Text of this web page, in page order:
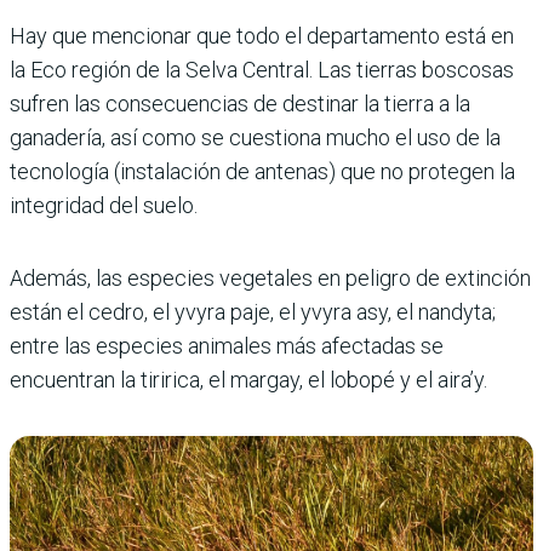
Hay que mencionar que todo el departamento está en
la Eco región de la Selva Central. Las tierras boscosas
sufren las consecuencias de destinar la tierra a la
ganadería, así como se cuestiona mucho el uso de la
tecnología (instalación de antenas) que no protegen la
integridad del suelo.
Además, las especies vegetales en peligro de extinción
están el cedro, el yvyra paje, el yvyra asy, el nandyta;
entre las especies animales más afectadas se
encuentran la tiririca, el margay, el lobopé y el aira’y.